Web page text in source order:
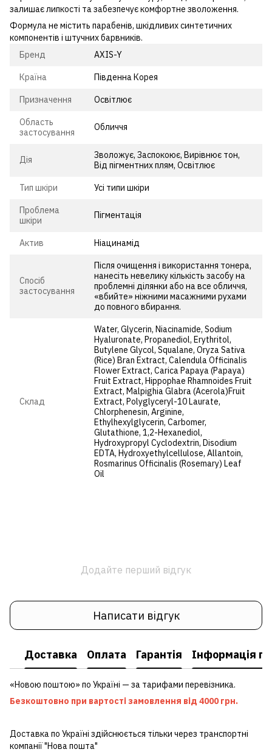
залишає липкості та забезпечує комфортне зволоження.
Формула не містить парабенів, шкідливих синтетичних
компонентів і штучних барвників.
Бренд
AXIS-Y
Країна Південна Корея
Призначення Освітлює
Область
застосування
Обличчя
Дія
Зволожує, Заспокоює, Вирівнює тон,
Від пігментних плям, Освітлює
Тип шкіри Усі типи шкіри
Проблема
шкіри
Пігментація
Актив Ніацинамід
Спосіб
застосування
Після очищення і використання тонера,
нанесіть невелику кількість засобу на
проблемні ділянки або на все обличчя,
«вбийте» ніжними масажними рухами
до повного вбирання.
Cклад
Water, Glycerin, Niacinamide, Sodium
Hyaluronate, Propanediol, Erythritol,
Butylene Glycol, Squalane, Oryza Sativa
(Rice) Bran Extract, Calendula Officinalis
Flower Extract, Carica Papaya (Papaya)
Fruit Extract, Hippophae Rhamnoides Fruit
Extract, Malpighia Glabra (Acerola)Fruit
Extract, Polyglyceryl-10 Laurate,
Chlorphenesin, Arginine,
Ethylhexylglycerin, Carbomer,
Glutathione, 1,2-Hexanediol,
Hydroxypropyl Cyclodextrin, Disodium
EDTA, Hydroxyethylcellulose, Allantoin,
Rosmarinus Officinalis (Rosemary) Leaf
Oil
Додайте перший відгук
Написати відгук
Доставка Оплата Гарантія Інформація
«Новою поштою» по Україні — за тарифами перевізника.
Безкоштовно при вартості замовлення від 4000 грн.
Доставка по Україні здійснюється тільки через транспортні
компанії "Нова пошта"